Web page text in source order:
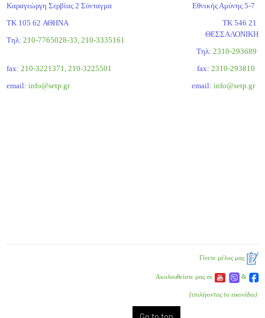
Καραγεώργη Σερβίας 2 Σύνταγμα
ΤΚ 105 62 ΑΘΗΝΑ
Τηλ: 210-7765028-33, 210-3335161
fax: 210-3221371, 210-3225501
email: info@setp.gr
Εθνικής Αμύνης 5-7
ΤΚ 546 21
ΘΕΣΣΑΛΟΝΙΚΗ
Tηλ: 2310-293689
fax: 2310-293810
email: info@setp.gr
Γίνετε μέλος μας
Ακολουθείστε μας σε &
(επιλέγοντας τα εικονίδια)